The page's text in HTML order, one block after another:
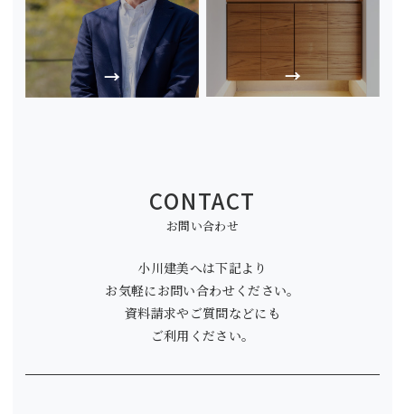
CONTACT
お問い合わせ
小川建美へは下記より
お気軽にお問い合わせください。
資料請求やご質問などにも
ご利用ください。